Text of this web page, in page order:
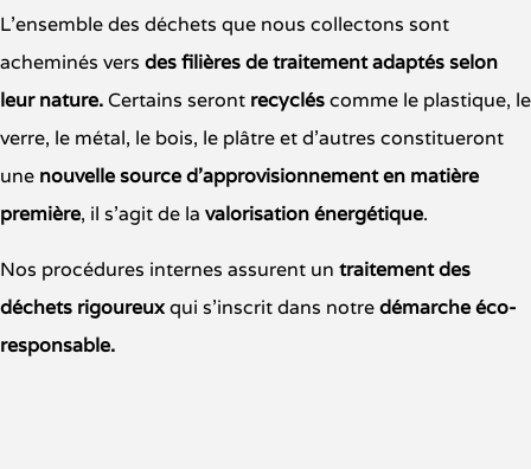
L’ensemble des déchets que nous collectons sont
acheminés vers desfilièresdetraitement adaptés selon
leur nature. Certains seront recycléscomme le plastique, le
verre, le métal, le bois, le plâtre et d’autres constitueront
une nouvelle source d’approvisionnement en matière
première, il s’agit de la valorisation énergétique.
Nos procédures internes assurent un traitement des
déchets rigoureuxqui s’inscrit dans notredémarche éco-
responsable.